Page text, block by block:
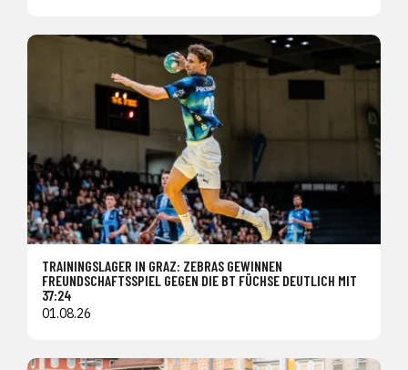
TRAININGSLAGER IN GRAZ: ZEBRAS GEWINNEN
FREUNDSCHAFTSSPIEL GEGEN DIE BT FÜCHSE DEUTLICH MIT
37:24
01.08.26